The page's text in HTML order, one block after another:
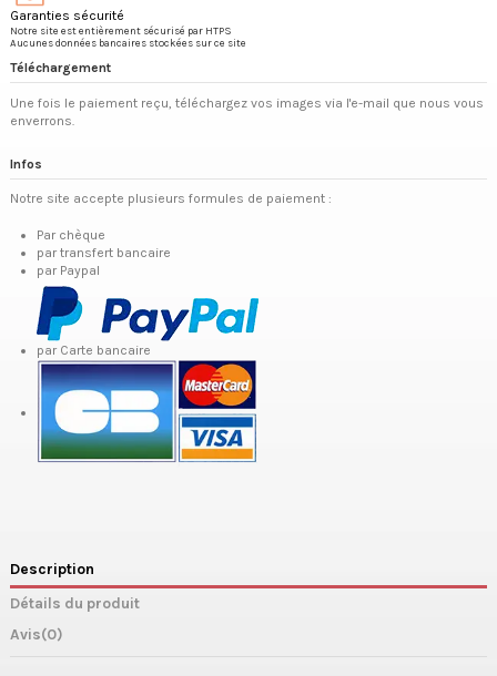
Garanties sécurité
Notre site est entièrement sécurisé par HTPS
Aucunes données bancaires stockées sur ce site
Téléchargement
Une fois le paiement reçu, téléchargez vos images via l'e-mail que nous vous
enverrons.
Infos
Notre site accepte plusieurs formules de paiement :
Par chèque
par transfert bancaire
par Paypal
par Carte bancaire
Description
Détails du produit
Avis(0)